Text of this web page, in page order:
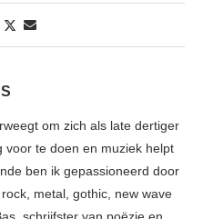
om zich als late dertiger
voor te doen en muziek helpt
ben ik gepassioneerd door
metal, gothic, new wave